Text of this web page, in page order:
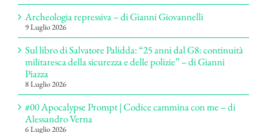
Archeologia repressiva – di Gianni Giovannelli
9 Luglio 2026
Sul libro di Salvatore Palidda: “25 anni dal G8: continuità
militaresca della sicurezza e delle polizie” – di Gianni
Piazza
8 Luglio 2026
#00 Apocalypse Prompt | Codice cammina con me – di
Alessandro Verna
6 Luglio 2026